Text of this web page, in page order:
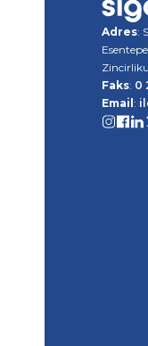
Adres:
Faks: 0
Email :